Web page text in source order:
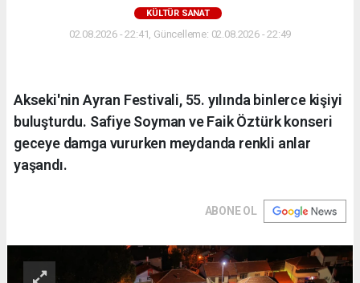
KÜLTÜR SANAT
02.08.2026 - 22:41, Güncelleme: 02.08.2026 - 22:49
Akseki'nin Ayran Festivali, 55. yılında binlerce kişiyi
buluşturdu. Safiye Soyman ve Faik Öztürk konseri
geceye damga vururken meydanda renkli anlar
yaşandı.
ABONE OL